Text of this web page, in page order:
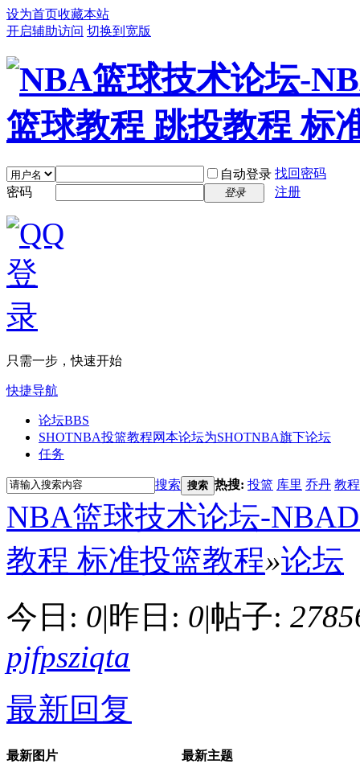
设为首页收藏本站
开启辅助访问 切换到宽版
自动登录 找回密码
密码
登录 注册
只需一步，快速开始
快捷导航
论坛BBS
SHOTNBA投篮教程网本论坛为SHOTNBA旗下论坛
任务
搜索 搜索 热搜: 投篮 库里 乔丹 教程
NBA篮球技术论坛-
教程 标准投篮教程»论坛
今日: 0|昨日: 0|帖子:
pjfpsziqta
最新回复
最新图片 最新主题